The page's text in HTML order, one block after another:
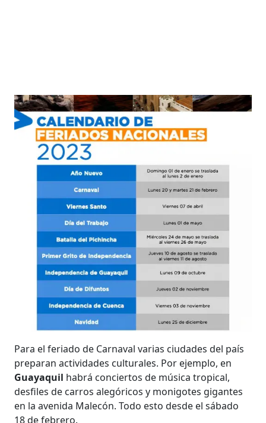
Para el feriado de Carnaval varias ciudades del país
preparan actividades culturales. Por ejemplo, en
Guayaquil habrá conciertos de música tropical,
desfiles de carros alegóricos y monigotes gigantes
en la avenida Malecón. Todo esto desde el sábado
18 de febrero.